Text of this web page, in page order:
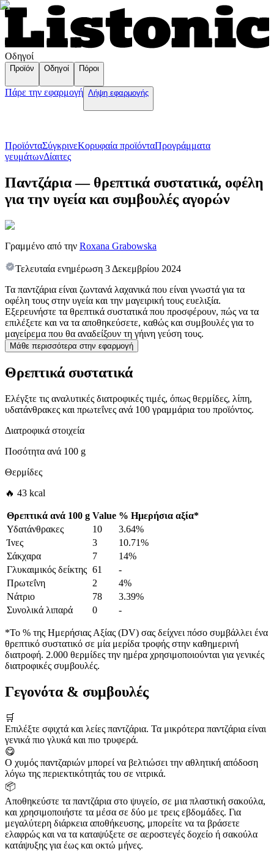
Οδηγοί
Προϊόν Οδηγοί Πόροι
Πάρε την εφαρμογή Λήψη εφαρμογής
ΠροϊόνταΣύγκρινεΚορυφαία προϊόνταПρογράμματα
γευμάτωνΔίαιτες
Παντζάρια — θρεπτικά συστατικά, οφέλη
για την υγεία και συμβουλές αγορών
Γραμμένο από την Roxana Grabowska
Τελευταία ενημέρωση 3 Δεκεμβρίου 2024
Τα παντζάρια είναι ζωντανά λαχανικά που είναι γνωστά για τα
οφέλη τους στην υγεία και την μαγειρική τους ευελιξία.
Εξερευνήστε τα θρεπτικά συστατικά που προσφέρουν, πώς να τα
επιλέξετε και να τα αποθηκεύσετε, καθώς και συμβουλές για το
μαγείρεμα που θα αναδείξουν τη γήινη γεύση τους.
Μάθε περισσότερα στην εφαρμογή
Θρεπτικά συστατικά
Ελέγξτε τις αναλυτικές διατροφικές τιμές, όπως θερμίδες, λίπη,
υδατάνθρακες και πρωτεΐνες ανά 100 γραμμάρια του προϊόντος.
Διατροφικά στοιχεία
Ποσότητα ανά 100 g
Θερμίδες
🔥 43 kcal
Θρεπτικά ανά 100 g Value % Ημερήσια αξία*
Υδατάνθρακες
10
3.64%
Ίνες
3
10.71%
Σάκχαρα
7
14%
Γλυκαιμικός δείκτης 61
-
Πρωτεΐνη
2
4%
Νάτριο
78
3.39%
Συνολικά λιπαρά
0 -
*Το % της Ημερήσιας Αξίας (DV) σας δείχνει πόσο συμβάλλει ένα
θρεπτικό συστατικό σε μία μερίδα τροφής στην καθημερινή
διατροφή. 2.000 θερμίδες την ημέρα χρησιμοποιούνται για γενικές
διατροφικές συμβουλές.
Γεγονότα & συμβουλές
🛒
Επιλέξτε σφιχτά και λείες παντζάρια. Τα μικρότερα παντζάρια είναι
γενικά πιο γλυκά και πιο τρυφερά.
😋
Ο χυμός παντζαριών μπορεί να βελτιώσει την αθλητική απόδοση
λόγω της περιεκτικότητάς του σε νιτρικά.
📦
Αποθηκεύστε τα παντζάρια στο ψυγείο, σε μια πλαστική σακούλα,
και χρησιμοποιήστε τα μέσα σε δύο με τρεις εβδομάδες. Για
μεγαλύτερη διάρκεια αποθήκευσης, μπορείτε να τα βράσετε
ελαφρώς και να τα καταψύξετε σε αεροστεγές δοχείο ή σακούλα
κατάψυξης για έως και οκτώ μήνες.